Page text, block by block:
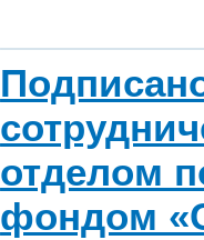
отделом
фондом